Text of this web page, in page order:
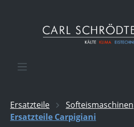
Ersatzteile
Softeismaschinen
Ersatzteile Carpigiani